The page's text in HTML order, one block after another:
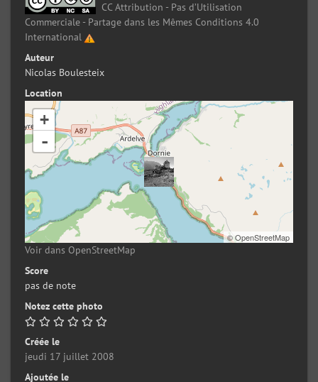
CC Attribution - Pas d’Utilisation
Commerciale - Partage dans les Mêmes Conditions 4.0
International
Auteur
Nicolas Boulesteix
Location
+
-
©OpenStreetMap
Voir dans OpenStreetMap
Score
pas de note
Notez cette photo
Créée le
jeudi 17 juillet 2008
Ajoutée le